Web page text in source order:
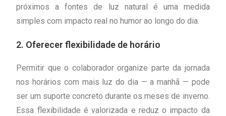
próximos a fontes de luz natural é uma medida
simples com impacto real no humor ao longo do dia.
2. Oferecer flexibilidade de horário
Permitir que o colaborador organize parte da jornada
nos horários com mais luz do dia — a manhã — pode
ser um suporte concreto durante os meses de inverno.
Essa flexibilidade é valorizada e reduz o impacto da